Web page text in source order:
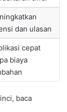
dan ulasan
cepat
biaya
baca